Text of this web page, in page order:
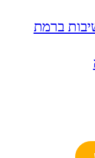
ברמת